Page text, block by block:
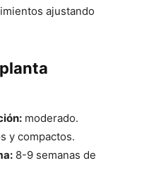
ajustando
moderado.
y compactos.
8-9 semanas de